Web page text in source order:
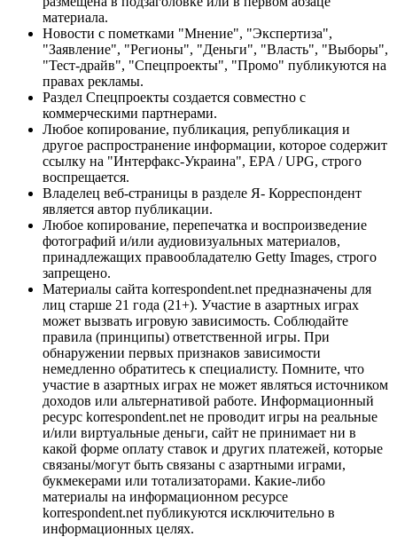
материала.
Новости с пометками "Мнение", "Экспертиза",
"Заявление", "Регионы", "Деньги", "Власть", "Выборы",
"Тест-драйв", "Спецпроекты", "Промо" публикуются на
правах рекламы.
Раздел Спецпроекты создается совместно с
коммерческими партнерами.
Любое копирование, публикация, републикация и
другое распространение информации, которое содержит
ссылку на "Интерфакс-Украина", EPA / UPG, строго
воспрещается.
Владелец веб-страницы в разделе Я- Корреспондент
является автор публикации.
Любое копирование, перепечатка и воспроизведение
фотографий и/или аудиовизуальных материалов,
принадлежащих правообладателю Getty Images, строго
запрещено.
Материалы сайта korrespondent.net предназначены для
лиц старше 21 года (21+). Участие в азартных играх
может вызвать игровую зависимость. Соблюдайте
правила (принципы) ответственной игры. При
обнаружении первых признаков зависимости
немедленно обратитесь к специалисту. Помните, что
участие в азартных играх не может являться источником
доходов или альтернативой работе. Информационный
ресурс korrespondent.net не проводит игры на реальные
и/или виртуальные деньги, сайт не принимает ни в
какой форме оплату ставок и других платежей, которые
связаны/могут быть связаны с азартными играми,
букмекерами или тотализаторами. Какие-либо
материалы на информационном ресурсе
korrespondent.net публикуются исключительно в
информационных целях.